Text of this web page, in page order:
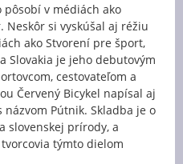
v médiách ako
si vyskúšal aj réžiu
ako Stvorení pre šport,
Slovakia je jeho debutovým
cestovateľom a
Červený Bicykel napísal aj
Pútnik. Skladba je o
slovenskej prírody, a
týmto dielom